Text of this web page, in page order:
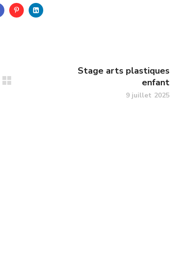
Stage arts plastiques
enfant
9 juillet 2025